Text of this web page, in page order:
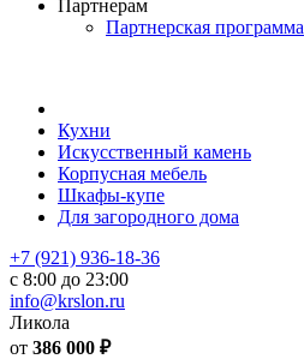
Партнерам
Партнерская программа
Кухни
Искусственный камень
Корпусная мебель
Шкафы-купе
Для загородного дома
+7 (921) 936-18-36
с 8:00 до 23:00
info@krslon.ru
Ликола
от 386 000 ₽